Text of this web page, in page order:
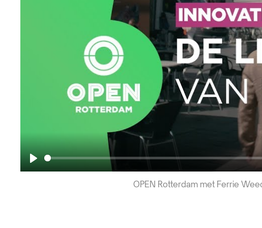
Play
OPEN Rotterdam met Ferrie